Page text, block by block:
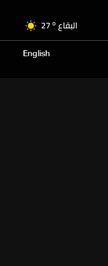
البقاع 27 o
الجنوب 30o
31
English